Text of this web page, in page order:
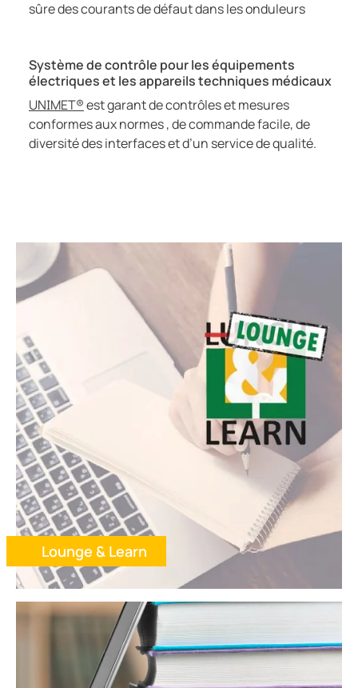
sûre des courants de défaut dans les onduleurs
Système de contrôle pour les équipements
électriques et les appareils techniques médicaux
UNIMET®est garant de contrôles et mesures
conformes aux normes , de commande facile, de
diversité des interfaces et d’un service de qualité.
Lounge & Learn